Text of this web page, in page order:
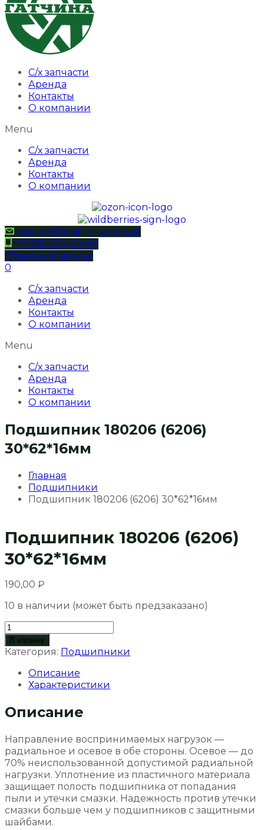
С/х запчасти
Аренда
Контакты
О компании
Menu
С/х запчасти
Аренда
Контакты
О компании
oao_cxt@mail.ru (аренда)
+7-965-034-06-00
Обратный звонок
0
С/х запчасти
Аренда
Контакты
О компании
Menu
С/х запчасти
Аренда
Контакты
О компании
Подшипник 180206 (6206)
30*62*16мм
Главная
Подшипники
Подшипник 180206 (6206) 30*62*16мм
Подшипник 180206 (6206)
30*62*16мм
190,00 ₽
10 в наличии (может быть предзаказано)
Количество
товара
Подшипник
(6206)
30*62*16мм
В корзину
Категория: Подшипники
Описание
Характеристики
Описание
Направление воспринимаемых нагрузок —
радиальное и осевое в обе стороны. Осевое — до
70% неиспользованной допустимой радиальной
нагрузки. Уплотнение из пластичного материала
защищает полость подшипника от попадания
пыли и утечки смазки. Надежность против утечки
смазки больше чем у подшипников с защитными
шайбами.